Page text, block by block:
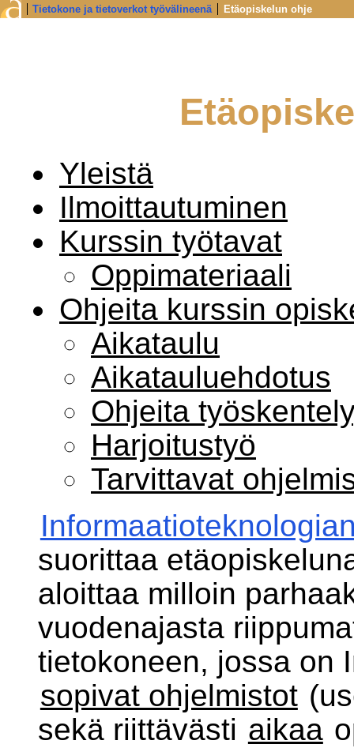
Yleistä
Ilmoittautuminen
Kurssin työtavat
Oppimateriaali
Ohjeita kurssin
Aikataulu
Aikatauluehdotus
Ohjeita
Harjoitustyö
Tarvittavat
suorittaa
aloittaa milloin
vuodenajasta
tietokoneen, jossa on
sopivat ohjelmistot
sekä riittävästi aikaa
Tietokone ja tietoverkot työvälineenä Etäopiskelun ohje